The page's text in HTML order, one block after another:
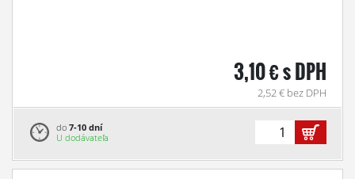
3,10 € s DPH
2,52 € bez DPH
do 7-10 dní
U dodávateľa